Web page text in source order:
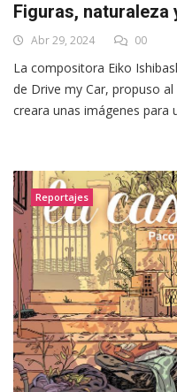
Figuras, naturaleza
Abr 29, 2024 00
La compositora Eiko
de Drive my Car, propuso
creara unas imágenes para
Reportajes